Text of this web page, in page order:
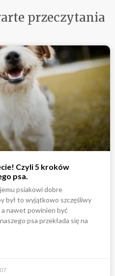
przeczytania
Czyli 5 kroków
psa.
psiakowi dobre
był to wyjątkowo szczęśliwy
a nawet powinien być
psa przekłada się na